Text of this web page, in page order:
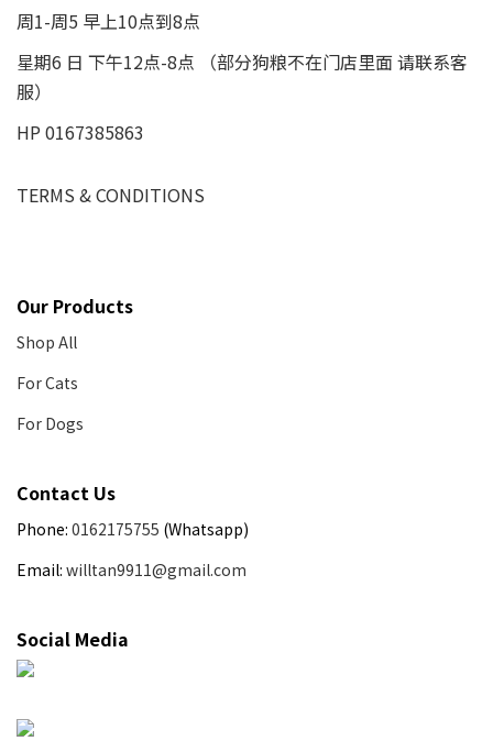
周1-周5 早上10点到8点
星期6 日 下午12点-8点 （部分狗粮不在门店里面 请联系客
服）
HP 0167385863
TERMS & CONDITIONS
Our Products
Shop All
For Cats
For Dogs
Contact Us
Phone: 0162175755 (Whatsapp)
Email: willtan9911@gmail.com
Social Media